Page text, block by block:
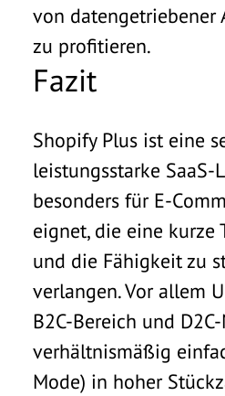
von datengetriebener
zu profitieren.
Fazit
Shopify Plus ist eine
leistungsstarke SaaS-
besonders für E-
eignet, die eine kurze
und die Fähigkeit zu
verlangen. Vor allem
B2C-Bereich und
verhältnismäßig
Mode) in hoher